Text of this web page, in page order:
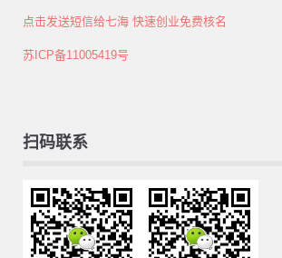
点击发送短信给七海 快速创业免费核名
苏ICP备11005419号
扫码联系